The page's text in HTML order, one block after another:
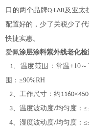
口的两个品牌Q-LAB及亚太
配置好的， 少了关税少了
快捷实惠。
爱佩涂层涂料紫外线老化检
1、温度范围： 常温+10
围：≥90%RH
2、工作尺寸：约1160×450
3、温度波动度/均匀度：
4、湿度波动度/均匀度：